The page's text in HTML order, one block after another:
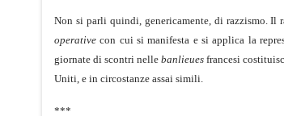
Non si parli quindi, genericamente, di razzismo. Il
operative con cui si manifesta e si applica la
giornate di scontri nelle banlieues francesi
Uniti, e in circostanze assai simili.
***